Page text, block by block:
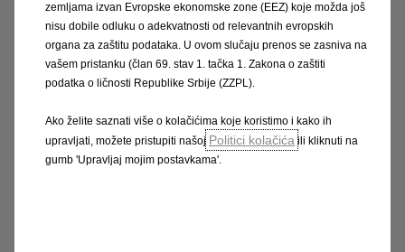
Povezivanje
zemljama izvan Evropske ekonomske zone (EEZ) koje možda još
nisu dobile odluku o adekvatnosti od relevantnih evropskih
organa za zaštitu podataka. U ovom slučaju prenos se zasniva na
vašem pristanku (član 69. stav 1. tačka 1. Zakona o zaštiti
podatka o ličnosti Republike Srbije (ZZPL).
Ako želite saznati više o kolačićima koje koristimo i kako ih
upravljati, možete pristupiti našoj Politici kolačića ili kliknuti na
gumb 'Upravljaj mojim postavkama'.